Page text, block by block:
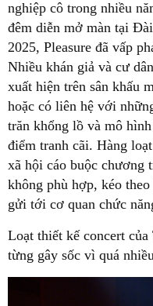
nghiệp cô trong nhiều
đêm diễn mở màn tại
2025, Pleasure đã vấp
Nhiều khán giả và cư
xuất hiện trên sân khấu
hoặc có liên hệ với
trăn khổng lồ và mô
điểm tranh cãi. Hàng
xã hội cáo buộc chương
không phù hợp, kéo
gửi tới cơ quan chức
Loạt thiết kế concert
từng gây sốc vì quá